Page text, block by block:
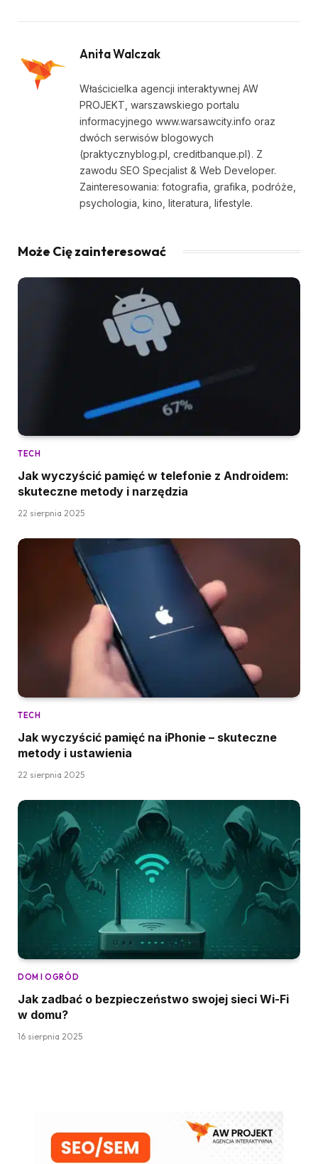
Anita Walczak
Właścicielka agencji interaktywnej AW
PROJEKT, warszawskiego portalu
informacyjnego www.warsawcity.info oraz
dwóch serwisów blogowych
(praktycznyblog.pl, creditbanque.pl). Z
zawodu SEO Specjalist & Web Developer.
Zainteresowania: fotografia, grafika, podróże,
psychologia, kino, literatura, lifestyle.
Może Cię zainteresować
TECH
Jak wyczyścić pamięć w telefonie z Androidem:
skuteczne metody i narzędzia
22 sierpnia 2025
TECH
Jak wyczyścić pamięć na iPhonie – skuteczne
metody i ustawienia
22 sierpnia 2025
DOM I OGRÓD
Jak zadbać o bezpieczeństwo swojej sieci Wi-Fi
w domu?
16 sierpnia 2025